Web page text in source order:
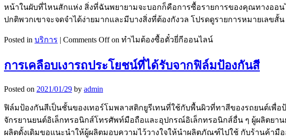
หน้าในผับที่ไหนสักแห่ง สิ่งที่ฉันพยายามจะบอกก็คือการซื้อรายการของคุณทางอ
ปกติพวกเขาจะจดจำได้ง่ายมากและมีบางสิ่งที่ต้องกังวล โปรดดูรายการหมายเลข
Posted in บริการ | Comments Offon ทำไมต้องซื้อตั๋วยี่กีออนไลน์
การเคลือบเงารถประโยชน์ที่ได้รับจากฟิล์มป้องกันสี
Posted on 2021/01/29 by admin
ฟิล์มป้องกันสีเป็นชั้นของเทอร์โมพลาสติกยูรีเทนที่ใช้กับพื้นผิวที่ทาสีของรถยนต์เพื่อ
จักรยานยนต์อิเล็กทรอนิกส์โทรศัพท์มือถือและอุปกรณ์อิเล็กทรอนิกส์อื่น ๆ ผู้ผลิตยาน
ผลิตดั้งเดิมขอแนะนำให้ผู้ผลิตมอบความไว้วางใจให้นำผลิตภัณฑ์ไปใช้ กับร้านค้ามือ